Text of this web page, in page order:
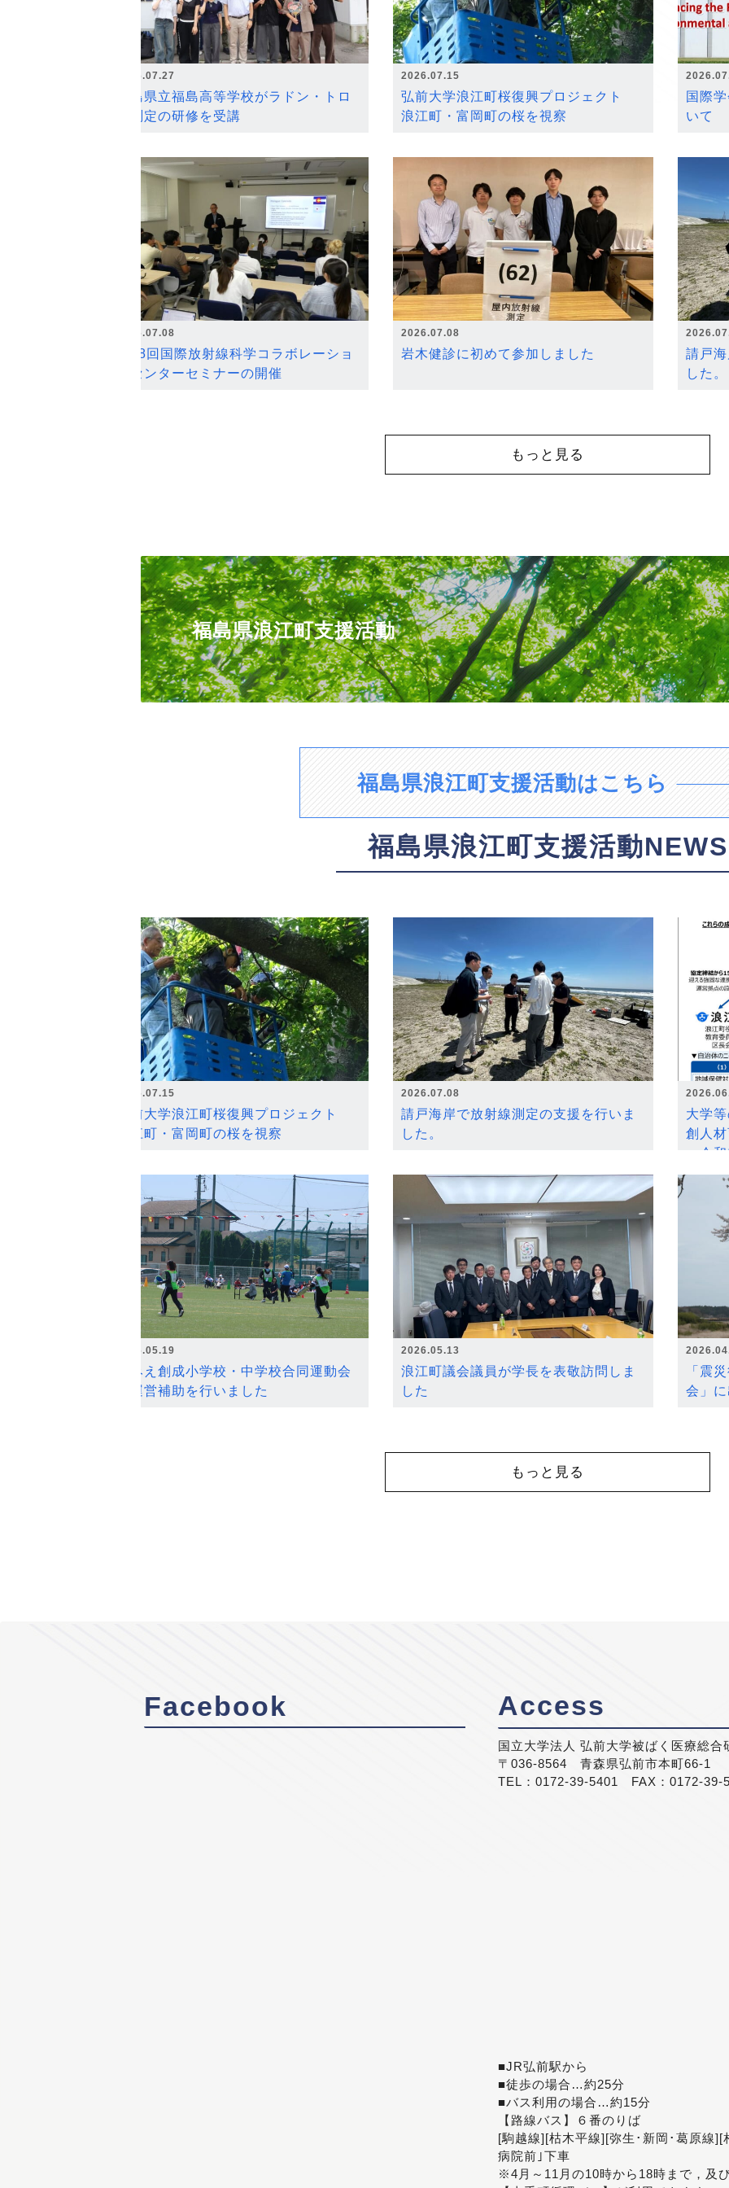
2026.07.27
福島県立福島高等学校がラドン・トロ
ン測定の研修を受講
2026.07.15
弘前大学浪江町桜復興プロジェクト
浪江町・富岡町の桜を視察
国際
いて
2026.07.08
第18回国際放射線科学コラボレーショ
ンセンターセミナーの開催
2026.07.08
岩木健診に初めて参加しました
請戸
した。
もっと見る
福島県浪江町支援活動
福島県浪江町支援活動はこちら
福島県浪江町支援活動NEWS
2026.07.15
弘前大学浪江町桜復興プロジェクト
浪江町・富岡町の桜を視察
2026.07.08
請戸海岸で放射線測定の支援を行いま
した。
大学
創人
～令
2026.05.19
なみえ創成小学校・中学校合同運動会
の運営補助を行いました
2026.05.13
浪江町議会議員が学長を表敬訪問しま
した
「震
会」
もっと見る
Facebook Access
国立大学法人 弘前大学被ばく医療総合
〒036-8564 青森県弘前市本町66-1
TEL：0172-39-5401 FAX：0172-39-
■JR弘前駅から
■徒歩の場合…約25分
■バス利用の場合…約15分
【路線バス】６番のりば
[駒越線][枯木平線][弥生･新岡･葛原線
病院前｣下車
※4月～11月の10時から18時まで，及